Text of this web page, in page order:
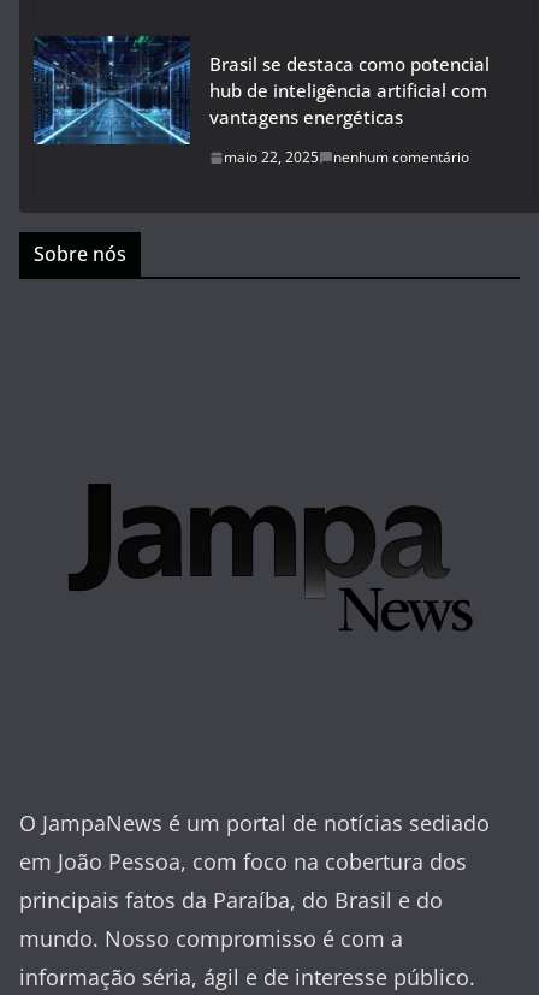
Brasil se destaca como potencial
hub de inteligência artificial com
vantagens energéticas
maio 22, 2025 nenhum comentário
Sobre nós
O JampaNews é um portal de notícias sediado
em João Pessoa, com foco na cobertura dos
principais fatos da Paraíba, do Brasil e do
mundo. Nosso compromisso é com a
informação séria, ágil e de interesse público.